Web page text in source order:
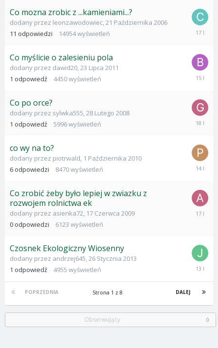
Co mozna zrobic z ...kamieniami...?
dodany przez leonzawodowiec,21 Października 2006
11 odpowiedzi 14954wyświetleń
20
Co myślicie o zalesieniu pola
dodany przez dawid20,23 Lipca 2011
1 odpowiedź 4450wyświetleń
27
Co po orce?
dodany przez sylwka555,28 Lutego 2008
1 odpowiedź 5996wyświetleń
24
co wy na to?
dodany przez piotrwald, 1 Października 2010
6 odpowiedzi 8470wyświetleń
Co zrobić żeby było lepiej w zwiazku z
rozwojem rolnictwa ek
dodany przez asienka72, 17 Czerwca 2009
0 odpowiedzi 6123 wyświetleń
17
Czosnek Ekologiczny Wiosenny
dodany przez andrzej645,26 Stycznia 2013
1 odpowiedź 4955 wyświetleń
30
2013
POPRZEDNIA DALEJ
Strona 1 z 8
Obserwujący 0